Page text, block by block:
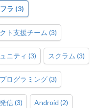
ラ (3)
ト支援チーム (3)
ニティ (3) スクラム (3)
ログラミング(3)
信(3) Android (2)